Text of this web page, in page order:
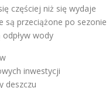
częściej niż się wydaje
są przeciążone po sezonie
odpływ wody
inwestycji
deszczu